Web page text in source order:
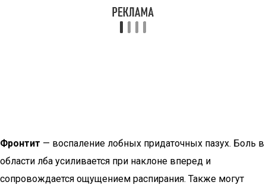
Фронтит — воспаление лобных придаточных пазух. Боль в
области лба усиливается при наклоне вперед и
сопровождается ощущением распирания. Также могут